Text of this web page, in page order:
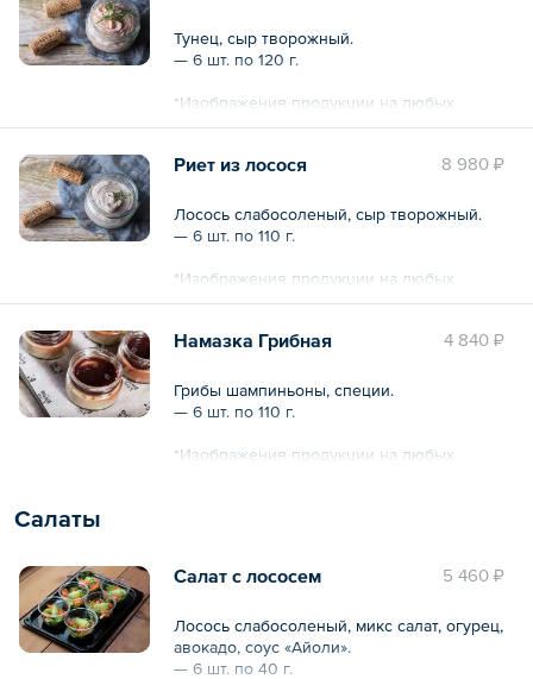
Тунец, сыр творожный.
— 6 шт. по 120 г.
*Изображения продукции на любых
фотографиях могут отличаться от
8 980 ₽
Риет из лосося
Лосось слабосоленый, сыр творожный.
— 6 шт. по 110 г.
*Изображения продукции на любых
фотографиях могут отличаться от
4 840 ₽
Намазка Грибная
Грибы шампиньоны, специи.
— 6 шт. по 110 г.
*Изображения продукции на любых
Салаты
5 460 ₽
Салат с лососем
Лосось слабосоленый, микс салат, огурец,
авокадо, соус «Айоли».
— 6 шт. по 40 г.